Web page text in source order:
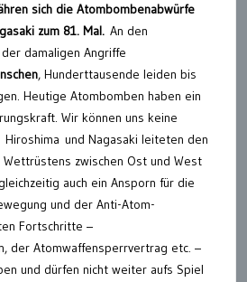
sich die Atombombenabwürfe
zum 81. Mal. An den
damaligen Angriffe
, Hunderttausende leiden bis
Heutige Atombomben haben ein
Wir können uns keine
und Nagasaki leiteten den
zwischen Ost und West
auch ein Ansporn für die
und der Anti-Atom-
Fortschritte –
der Atomwaffensperrvertrag etc. –
und dürfen nicht weiter aufs Spiel